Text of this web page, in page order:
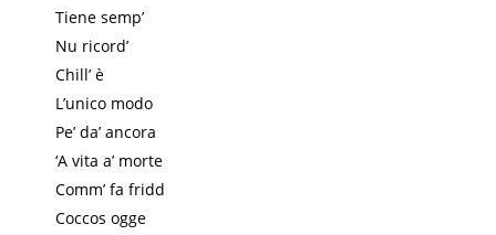
Tiene semp’
Nu ricord’
Chill’ è
L’unico modo
Pe’ da’ ancora
‘A vita a’ morte
Comm’ fa fridd
Coccos ogge